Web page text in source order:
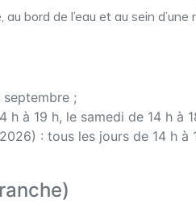
bord de l’eau et au sein
;
à 19 h, le samedi de 14 h à
: tous les jours de 14 h